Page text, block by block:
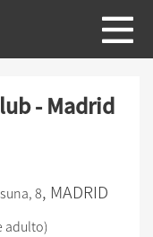
- Madrid
8, MADRID
adulto)